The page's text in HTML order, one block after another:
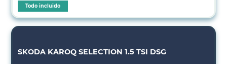
Todo incluido
SKODA KAROQ SELECTION 1.5 TSI DSG